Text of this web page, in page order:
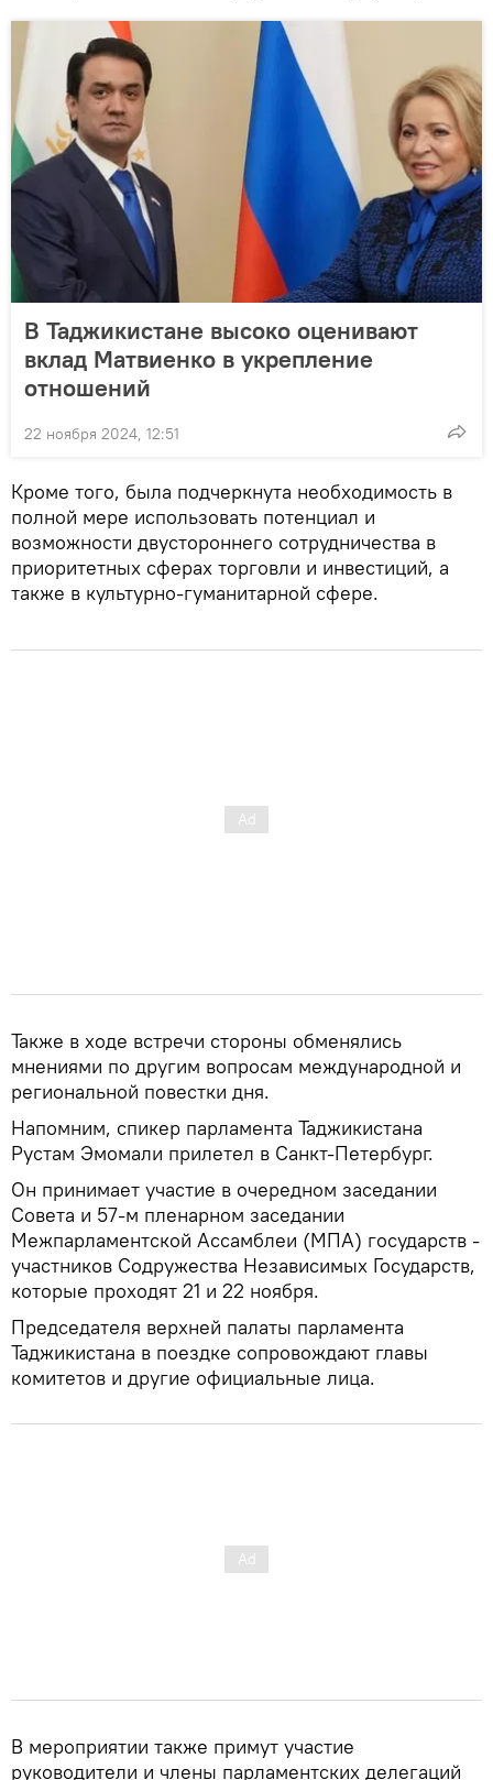
В Таджикистане высоко оценивают
вклад Матвиенко в укрепление
отношений
22 ноября 2024, 12:51
Кроме того, была подчеркнута необходимость в
полной мере использовать потенциал и
возможности двустороннего сотрудничества в
приоритетных сферах торговли и инвестиций, а
также в культурно-гуманитарной сфере.
Также в ходе встречи стороны обменялись
мнениями по другим вопросам международной и
региональной повестки дня.
Напомним, спикер парламента Таджикистана
Рустам Эмомали прилетел в Санкт-Петербург.
Он принимает участие в очередном заседании
Совета и 57-м пленарном заседании
Межпарламентской Ассамблеи (МПА) государств -
участников Содружества Независимых Государств,
которые проходят 21 и 22 ноября.
Председателя верхней палаты парламента
Таджикистана в поездке сопровождают главы
комитетов и другие официальные лица.
В мероприятии также примут участие
руководители и члены парламентских делегаций